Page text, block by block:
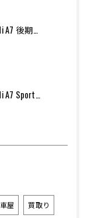
Audi A7 後期モデル Arcana Performance
Audi A7 Sportsback Arcana Performance
車屋 買取り